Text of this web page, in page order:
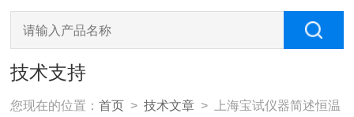
技术支持
您现在的位置：首页 >技术文章 > 上海宝试仪器简述恒温